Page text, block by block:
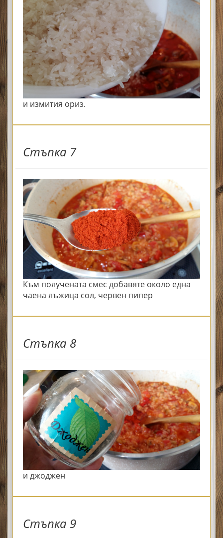
и измития ориз.
Стъпка 7
Към получената смес добавяте около една
чаена лъжица сол, червен пипер
Стъпка 8
и джоджен
Стъпка 9